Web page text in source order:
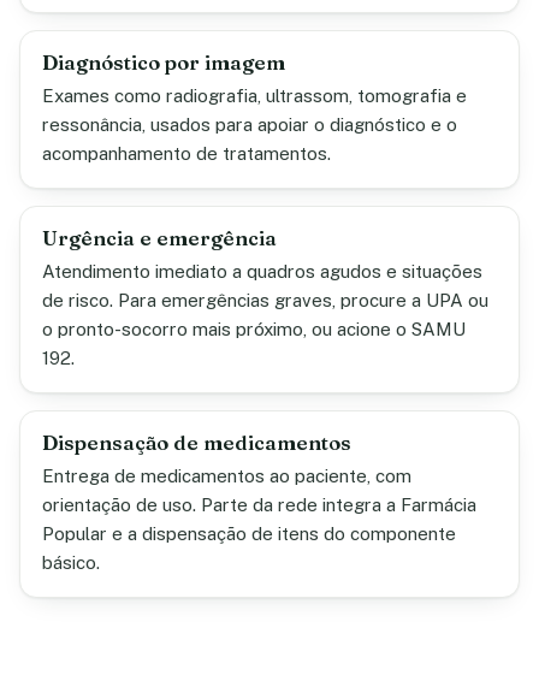
Diagnóstico por imagem
Exames como radiografia, ultrassom, tomografia e
ressonância, usados para apoiar o diagnóstico e o
acompanhamento de tratamentos.
Urgência e emergência
Atendimento imediato a quadros agudos e situações
de risco. Para emergências graves, procure a UPA ou
o pronto-socorro mais próximo, ou acione o SAMU
192.
Dispensação de medicamentos
Entrega de medicamentos ao paciente, com
orientação de uso. Parte da rede integra a Farmácia
Popular e a dispensação de itens do componente
básico.